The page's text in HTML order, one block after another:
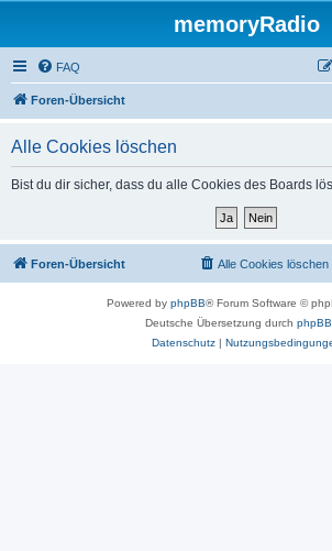
memoryRadio
FAQ
Foren-Übersicht
Alle Cookies löschen
Bist du dir sicher, dass du alle Cookies des Boards
Foren-Übersicht Alle Cookies löschen
Powered by phpBB® Forum Software ©
Deutsche Übersetzung durch
Datenschutz|